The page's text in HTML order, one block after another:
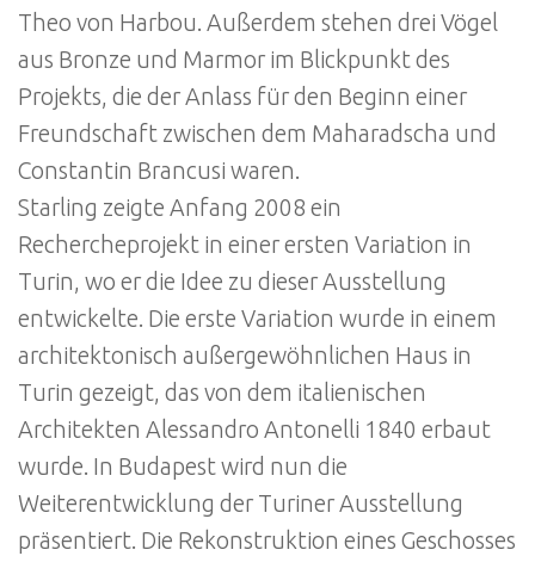
Theo von Harbou. Außerdem stehen drei Vögel
aus Bronze und Marmor im Blickpunkt des
Projekts, die der Anlass für den Beginn einer
Freundschaft zwischen dem Maharadscha und
Constantin Brancusi waren.
Starling zeigte Anfang 2008 ein
Rechercheprojekt in einer ersten Variation in
Turin, wo er die Idee zu dieser Ausstellung
entwickelte. Die erste Variation wurde in einem
architektonisch außergewöhnlichen Haus in
Turin gezeigt, das von dem italienischen
Architekten Alessandro Antonelli 1840 erbaut
wurde. In Budapest wird nun die
Weiterentwicklung der Turiner Ausstellung
präsentiert. Die Rekonstruktion eines Geschosses